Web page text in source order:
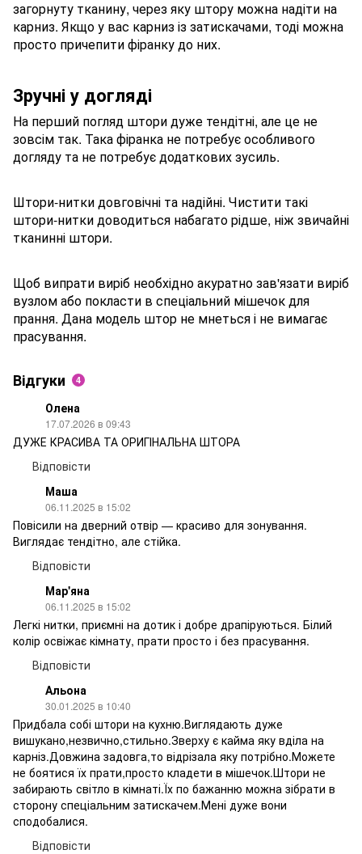
загорнуту тканину, через яку штору можна надіти на
карниз. Якщо у вас карниз із затискачами, тоді можна
просто причепити фіранку до них.
Зручні у догляді
На перший погляд штори дуже тендітні, але це не
зовсім так. Така фіранка не потребує особливого
догляду та не потребує додаткових зусиль.
Штори-нитки довговічні та надійні. Чистити такі
штори-нитки доводиться набагато рідше, ніж звичайні
тканинні штори.
Щоб випрати виріб необхідно акуратно зав'язати виріб
вузлом або покласти в спеціальний мішечок для
прання. Дана модель штор не мнеться і не вимагає
прасування.
Відгуки 4
Олена
17.07.2026 в 09:43
ДУЖЕ КРАСИВА ТА ОРИГІНАЛЬНА ШТОРА
Відповісти
Маша
06.11.2025 в 15:02
Повісили на дверний отвір — красиво для зонування.
Виглядає тендітно, але стійка.
Відповісти
Мар'яна
06.11.2025 в 15:02
Легкі нитки, приємні на дотик і добре драпіруються. Білий
колір освіжає кімнату, прати просто і без прасування.
Відповісти
Альона
30.01.2025 в 10:40
Придбала собі штори на кухню.Виглядають дуже
вишукано,незвично,стильно.Зверху є кайма яку вділа на
карніз.Довжина задовга,то відрізала яку потрібно.Можете
не боятися їх прати,просто кладети в мішечок.Штори не
забирають світло в кімнаті.Їх по бажанню можна зібрати в
сторону спеціальним затискачем.Мені дуже вони
сподобалися.
Відповісти